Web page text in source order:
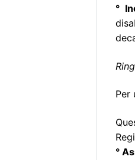
°
Per
°